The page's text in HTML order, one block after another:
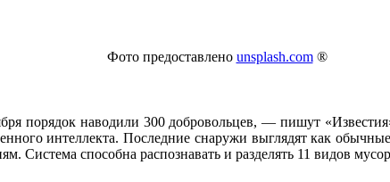
Фото предоставлено unsplash.com®
порядок наводили 300 добровольцев, — пишут
интеллекта. Последние снаружи выглядят как
Система способна распознавать и разделять 11 видов